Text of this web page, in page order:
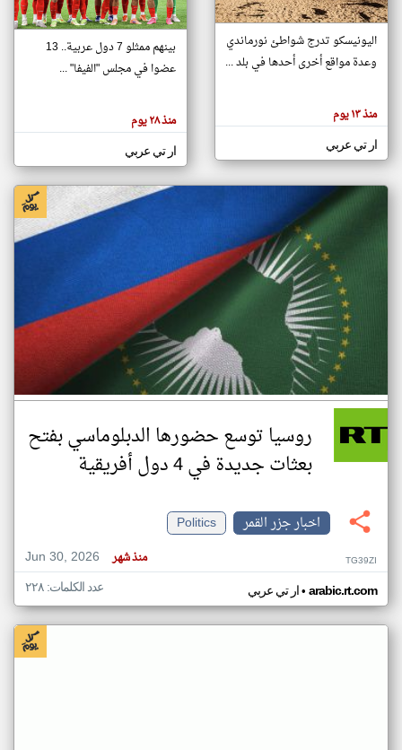
تغيير الدولة
اخبار جزر القمر على مدار الساعة
أهم اخبار جزر القمر العاجلة والمباشرة
هنا عن
وجهة
كاتبيها.
اليونيسكو تدرج شواطئ نورماندي
وعدة مواقع أخرى أحدها في بلد ...
منذ ١٣ يوم
ار تي عربي
بينهم ممثلو 7 دول عربية.. 13
عضوا في مجلس "الفيفا" ...
منذ ٢٨ يوم
ار تي عربي
روسيا توسع حضورها الدبلوماسي بفتح
بعثات جديدة في 4 دول أفريقية
اخبار جزر القمر
Politics
Jun 30, 2026
منذ شهر TG39ZI
ار تي عربي• arabic.rt.com عدد الكلمات: ٢٢٨
klyoum.com